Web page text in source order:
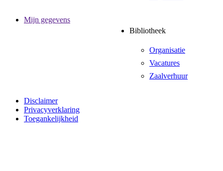
Mijn gegevens
Bibliotheek
Organisatie
Vacatures
Zaalverhuur
Disclaimer
Privacyverklaring
Toegankelijkheid